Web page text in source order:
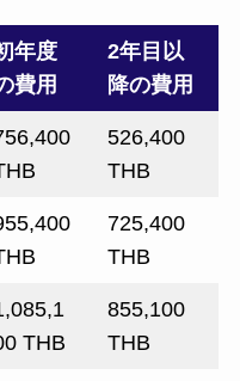
年度
費用
2年目以
降の費用
526,400
THB
725,400
THB
THB
855,100
THB